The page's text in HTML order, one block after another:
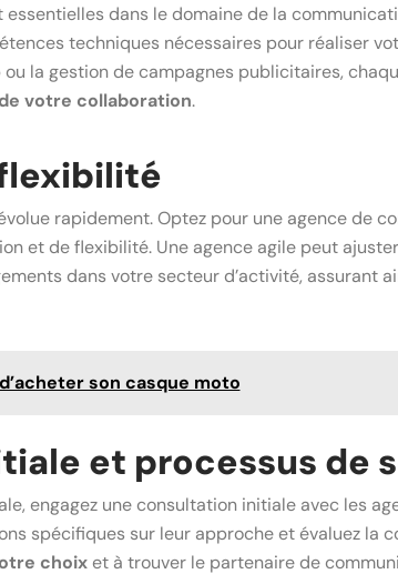
dans le domaine de la
techniques nécessaires pour réaliser
la gestion de campagnes publicitaires,
votre collaboration.
rapidement. Optez pour une agence de
et de flexibilité. Une agence agile peut
dans votre secteur d’activité, assurant
son casque moto
et processus de
engagez une consultation initiale avec les
spécifiques sur leur approche et évaluez la
choixet à trouver le partenaire de